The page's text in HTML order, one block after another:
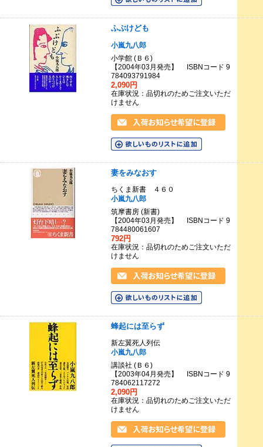
ふぶけども
小嵐九八郎
小学館 (Ｂ６)
【2004年03月発売】 ISBNコード 9
784093791984
2,090円
在庫状況：品切れのためご注文いただ
けません
妻をみなおす
ちくま新書 ４６０
小嵐九八郎
筑摩書房 (新書)
【2004年03月発売】 ISBNコード 9
784480061607
792円
在庫状況：品切れのためご注文いただ
けません
蜂起には至らず
新左翼死人列伝
小嵐九八郎
講談社 (Ｂ６)
【2003年04月発売】 ISBNコード 9
784062117272
2,090円
在庫状況：品切れのためご注文いただ
けません